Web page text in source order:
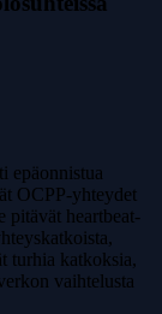
epäonnistua
OCPP-yhteydet
pitävät heartbeat-
turhia katkoksia,
vaihtelusta